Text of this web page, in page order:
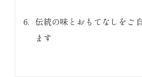
伝統の味とおもてなしをご
ます